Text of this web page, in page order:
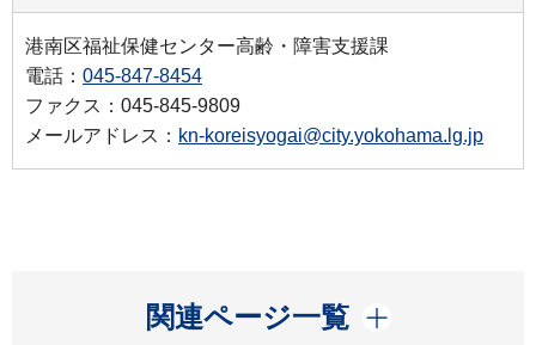
港南区福祉保健センター高齢・障害支援課
電話： 045-847-8454
ファクス：045-845-9809
メールアドレス： kn-koreisyogai@city.yokohama.lg.jp
関連ページ一覧
開く